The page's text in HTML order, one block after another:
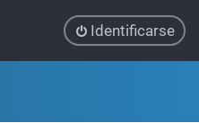
Identificarse